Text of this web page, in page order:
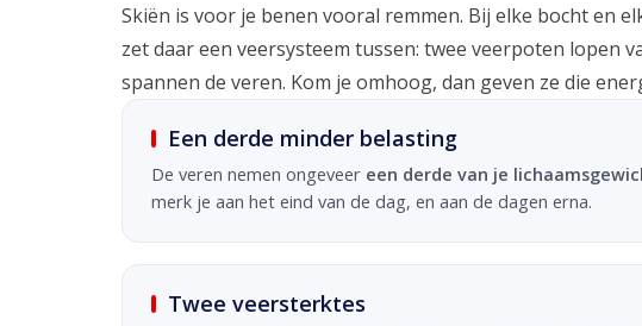
Skiën is voor je benen vooral remmen. Bij elke bocht en
zet daar een veersysteem tussen: twee veerpoten lopen
spannen de veren. Kom je omhoog, dan geven ze die
Een derde minder belasting
De veren nemen ongeveer een derde van je
merk je aan het eind van de dag, en aan de dagen erna.
Twee veersterktes